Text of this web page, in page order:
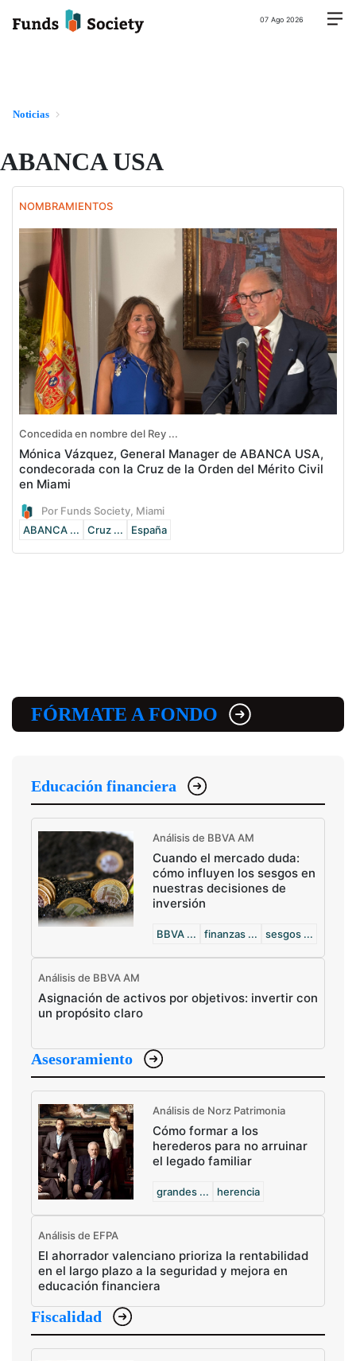
07 Ago 2026
Noticias
ABANCA USA
NOMBRAMIENTOS
Concedida en nombre del Rey ...
Mónica Vázquez, General Manager de ABANCA USA,
condecorada con la Cruz de la Orden del Mérito Civil
en Miami
Por Funds Society, Miami
ABANCA ...
Cruz ... España
FÓRMATE A FONDO
Educación financiera
Análisis de BBVA AM
Cuando el mercado duda:
cómo influyen los sesgos en
nuestras decisiones de
inversión
BBVA ... finanzas ... sesgos ...
Análisis de BBVA AM
Asignación de activos por objetivos: invertir con
un propósito claro
Asesoramiento
Análisis de Norz Patrimonia
Cómo formar a los
herederos para no arruinar
el legado familiar
grandes ... herencia
Análisis de EFPA
El ahorrador valenciano prioriza la rentabilidad
en el largo plazo a la seguridad y mejora en
educación financiera
Fiscalidad